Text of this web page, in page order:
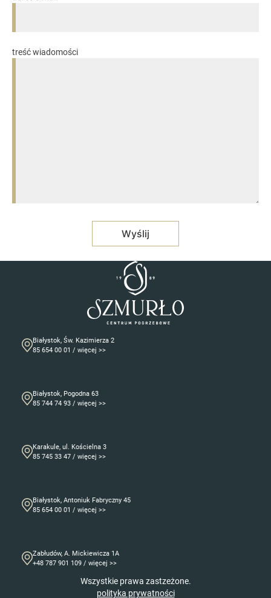
treść wiadomości
Białystok, Św. Kazimierza 2
85 654 00 01 / więcej >>
Białystok, Pogodna 63
85 744 74 93 / więcej >>
Karakule, ul. Kościelna 3
85 745 33 47 / więcej >>
Białystok, Antoniuk Fabryczny 45
85 654 00 01 / więcej >>
Zabłudów, A. Mickiewicza 1A
+48 787 901 109 / więcej >>
Wszystkie prawa zastzeżone.
polityka prywatności